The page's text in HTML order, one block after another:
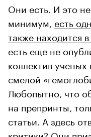
Они есть. И это
минимум, есть
также находится
есть еще не
коллектив
смелой
Любопытно, что
на препринты,
статьи. А здесь